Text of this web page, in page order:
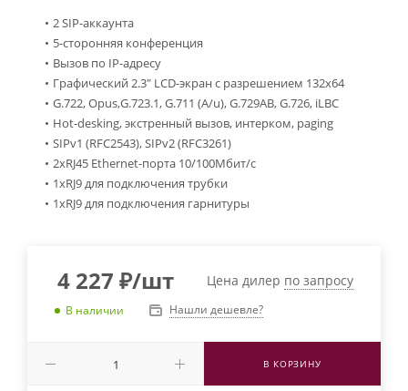
2 SIP-аккаунта
5-сторонняя конференция
Вызов по IP-адресу
Графический 2.3" LCD-экран с разрешением 132х64
G.722, Opus,G.723.1, G.711 (A/u), G.729AB, G.726, iLBC
Hot-desking, экстренный вызов, интерком, paging
SIPv1 (RFC2543), SIPv2 (RFC3261)
2хRJ45 Ethernet-порта 10/100Мбит/с
1хRJ9 для подключения трубки
1хRJ9 для подключения гарнитуры
4 227 ₽/шт Цена дилер по запросу
В наличии Нашли дешевле?
В КОРЗИНУ